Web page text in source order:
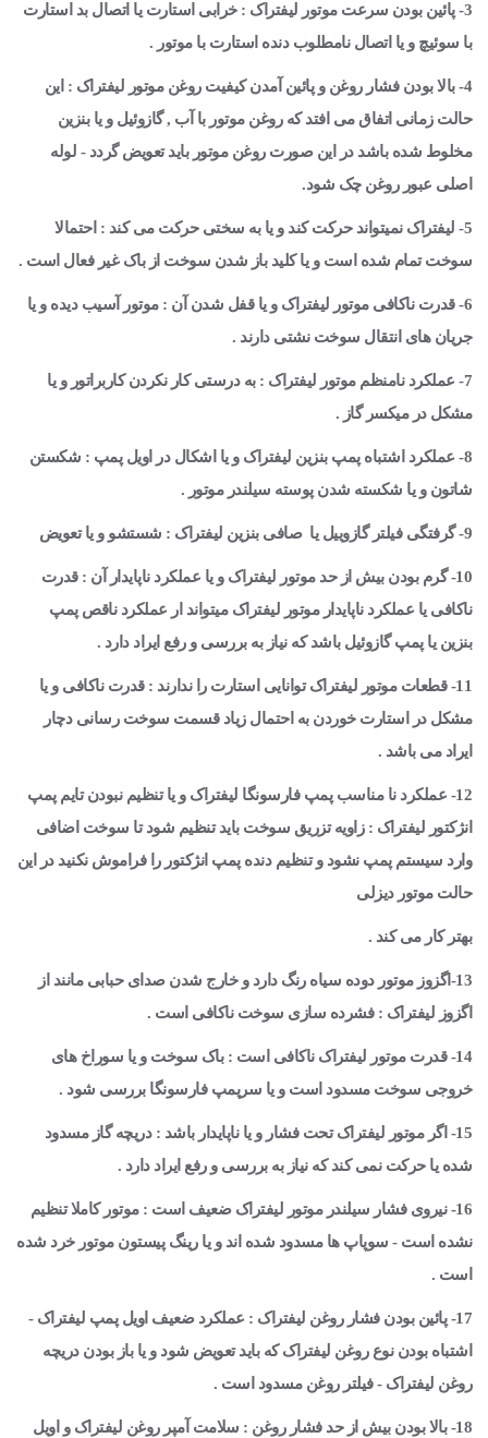
3- پائین بودن سرعت موتور لیفتراک : خرابی استارت یا اتصال بد استارت
با سوئیچ و یا اتصال نامطلوب دنده استارت با موتور .
4- بالا بودن فشار روغن و پائین آمدن کیفیت روغن موتور لیفتراک : این
حالت زمانی اتفاق می افتد که روغن موتور با آب , گازوئیل و یا بنزین
مخلوط شده باشد در این صورت روغن موتور باید تعویض گردد - لوله
اصلی عبور روغن چک شود.
5- لیفتراک نمیتواند حرکت کند و یا به سختی حرکت می کند : احتمالا
سوخت تمام شده است و یا کلید باز شدن سوخت از باک غیر فعال است .
6- قدرت ناکافی موتور لیفتراک و یا قفل شدن آن : موتور آسیب دیده و یا
جریان های انتقال سوخت نشتی دارند .
7- عملکرد نامنظم موتور لیفتراک : به درستی کار نکردن کاربراتور و یا
مشکل در میکسر گاز .
8- عملکرد اشتباه پمپ بنزین لیفتراک و یا اشکال در اویل پمپ : شکستن
شاتون و یا شکسته شدن پوسته سیلندر موتور .
9- گرفتگی فیلتر گازوییل یا صافی بنزین لیفتراک : شستشو و یا تعویض
10- گرم بودن بیش از حد موتور لیفتراک و یا عملکرد ناپایدار آن : قدرت
ناکافی یا عملکرد ناپایدار موتور لیفتراک میتواند ار عملکرد ناقص پمپ
بنزین یا پمپ گازوئیل باشد که نیاز به بررسی و رفع ایراد دارد .
11- قطعات موتور لیفتراک توانایی استارت را ندارند : قدرت ناکافی و یا
مشکل در استارت خوردن به احتمال زیاد قسمت سوخت رسانی دچار
ایراد می باشد .
12- عملکرد نا مناسب پمپ فارسونگا لیفتراک و یا تنظیم نبودن تایم پمپ
انژکتور لیفتراک : زاویه تزریق سوخت باید تنظیم شود تا سوخت اضافی
وارد سیستم پمپ نشود و تنظیم دنده پمپ انژکتور را فراموش نکنید در این
حالت موتور دیزلی
بهتر کار می کند .
13-اگزوز موتور دوده سیاه رنگ دارد و خارج شدن صدای حبابی مانند از
اگزوز لیفتراک : فشرده سازی سوخت ناکافی است .
14- قدرت موتور لیفتراک ناکافی است : باک سوخت و یا سوراخ های
خروجی سوخت مسدود است و یا سرپمپ فارسونگا بررسی شود .
15- اگر موتور لیفتراک تحت فشار و یا ناپایدار باشد : دریچه گاز مسدود
شده یا حرکت نمی کند که نیاز به بررسی و رفع ایراد دارد .
16- نیروی فشار سیلندر موتور لیفتراک ضعیف است : موتور کاملا تنظیم
نشده است - سوپاپ ها مسدود شده اند و یا رینگ پیستون موتور خرد شده
است .
17- پائین بودن فشار روغن لیفتراک : عملکرد ضعیف اویل پمپ لیفتراک -
اشتباه بودن نوع روغن لیفتراک که باید تعویض شود و یا باز بودن دریچه
روغن لیفتراک - فیلتر روغن مسدود است .
18- بالا بودن بیش از حد فشار روغن : سلامت آمپر روغن لیفتراک و اویل